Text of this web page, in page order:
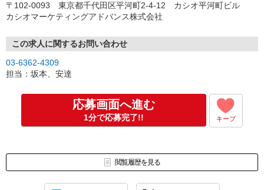
〒102-0093 東京都千代田区平河町2-4-12 カシオ平河町ビル
カシオマーケティングアドバンス株式会社
この求人に関するお問い合わせ
03-6362-4309
担当：坂本、安達
応募画面へ進む
1分で応募完了!! キープ
閲覧履歴を見る